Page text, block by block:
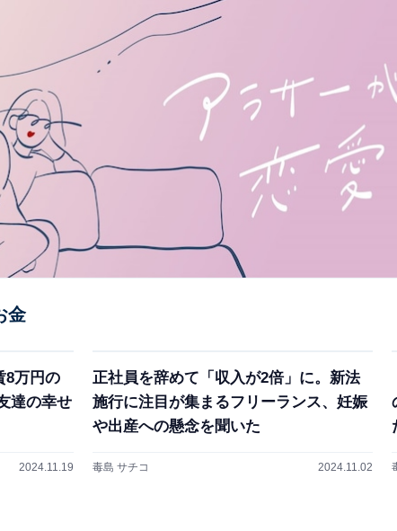
金
8万円の
達の幸せ
2024.11.19
正社員を辞めて「収入が2倍」に。新法
施行に注目が集まるフリーランス、妊娠
や出産への懸念を聞いた
毒島 サチコ 2024.11.02